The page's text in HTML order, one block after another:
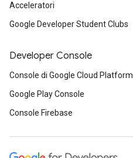
Acceleratori
Google Developer Student Clubs
Developer Console
Console di Google Cloud Platform
Google Play Console
Console Firebase